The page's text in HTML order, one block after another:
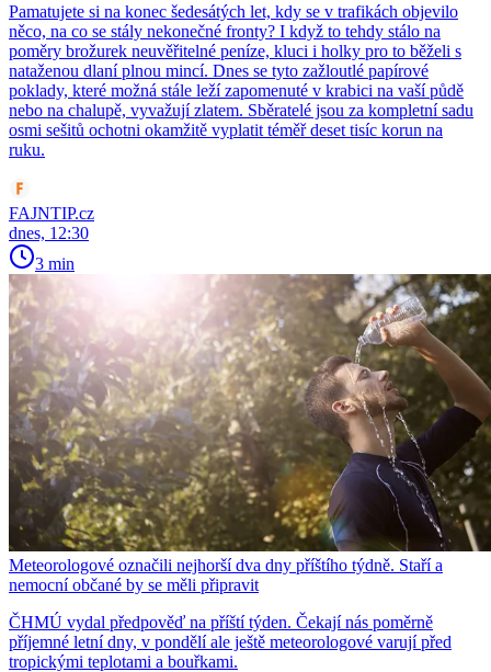
Pamatujete si na konec šedesátých let, kdy se v trafikách objevilo
něco, na co se stály nekonečné fronty? I když to tehdy stálo na
poměry brožurek neuvěřitelné peníze, kluci i holky pro to běželi s
nataženou dlaní plnou mincí. Dnes se tyto zažloutlé papírové
poklady, které možná stále leží zapomenuté v krabici na vaší půdě
nebo na chalupě, vyvažují zlatem. Sběratelé jsou za kompletní sadu
osmi sešitů ochotni okamžitě vyplatit téměř deset tisíc korun na
ruku.
FAJNTIP.cz
dnes, 12:30
3 min
Meteorologové označili nejhorší dva dny příštího týdně. Staří a
nemocní občané by se měli připravit
ČHMÚ vydal předpověď na příští týden. Čekají nás poměrně
příjemné letní dny, v pondělí ale ještě meteorologové varují před
tropickými teplotami a bouřkami.